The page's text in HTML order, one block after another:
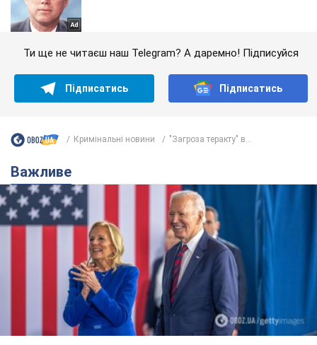
Ти ще не читаєш наш Telegram? А даремно! Підписуйся
Підписатись Підписатись
Кримінальні новини "Загроза теракту" в...
Важливе